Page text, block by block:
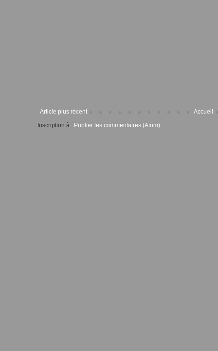
Article plus récent
Accueil
Inscription à : Publier les commentaires (Atom)